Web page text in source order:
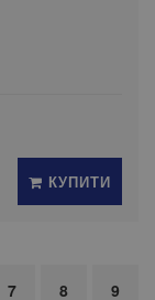
КУПИТИ
7 8 9